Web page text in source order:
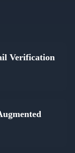
Verification